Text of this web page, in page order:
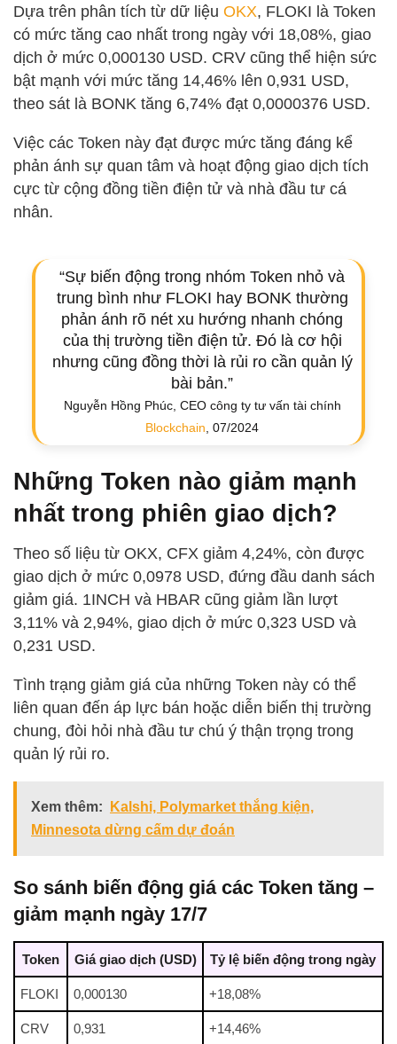
Dựa trên phân tích từ dữ liệu OKX, FLOKI là Token
có mức tăng cao nhất trong ngày với 18,08%, giao
dịch ở mức 0,000130 USD. CRV cũng thể hiện sức
bật mạnh với mức tăng 14,46% lên 0,931 USD,
theo sát là BONK tăng 6,74% đạt 0,0000376 USD.
Việc các Token này đạt được mức tăng đáng kể
phản ánh sự quan tâm và hoạt động giao dịch tích
cực từ cộng đồng tiền điện tử và nhà đầu tư cá
nhân.
“Sự biến động trong nhóm Token nhỏ và
trung bình như FLOKI hay BONK thường
phản ánh rõ nét xu hướng nhanh chóng
của thị trường tiền điện tử. Đó là cơ hội
nhưng cũng đồng thời là rủi ro cần quản lý
bài bản.”
Nguyễn Hồng Phúc, CEO công ty tư vấn tài chính
Blockchain, 07/2024
Những Token nào giảm mạnh
nhất trong phiên giao dịch?
Theo số liệu từ OKX, CFX giảm 4,24%, còn được
giao dịch ở mức 0,0978 USD, đứng đầu danh sách
giảm giá. 1INCH và HBAR cũng giảm lần lượt
3,11% và 2,94%, giao dịch ở mức 0,323 USD và
0,231 USD.
Tình trạng giảm giá của những Token này có thể
liên quan đến áp lực bán hoặc diễn biến thị trường
chung, đòi hỏi nhà đầu tư chú ý thận trọng trong
quản lý rủi ro.
Xem thêm:
Kalshi, Polymarket thắng kiện,
Minnesota dừng cấm dự đoán
So sánh biến động giá các Token tăng –
giảm mạnh ngày 17/7
Token Giá giao dịch (USD) Tỷ lệ biến động trong ngày
FLOKI 0,000130 +18,08%
CRV 0,931 +14,46%